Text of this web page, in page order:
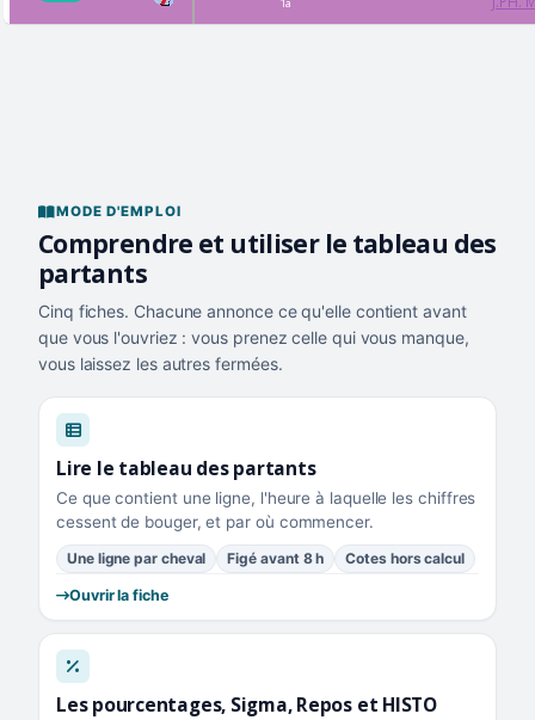
1a
MODE D'EMPLOI
Comprendre et utiliser le tableau des
partants
Cinq fiches. Chacune annonce ce qu'elle contient avant
que vous l'ouvriez : vous prenez celle qui vous manque,
vous laissez les autres fermées.
Lire le tableau des partants
Ce que contient une ligne, l'heure à laquelle les chiffres
cessent de bouger, et par où commencer.
Une ligne par cheval Figé avant 8 h Cotes hors calcul
Ouvrir la fiche
Les pourcentages, Sigma, Repos et HISTO